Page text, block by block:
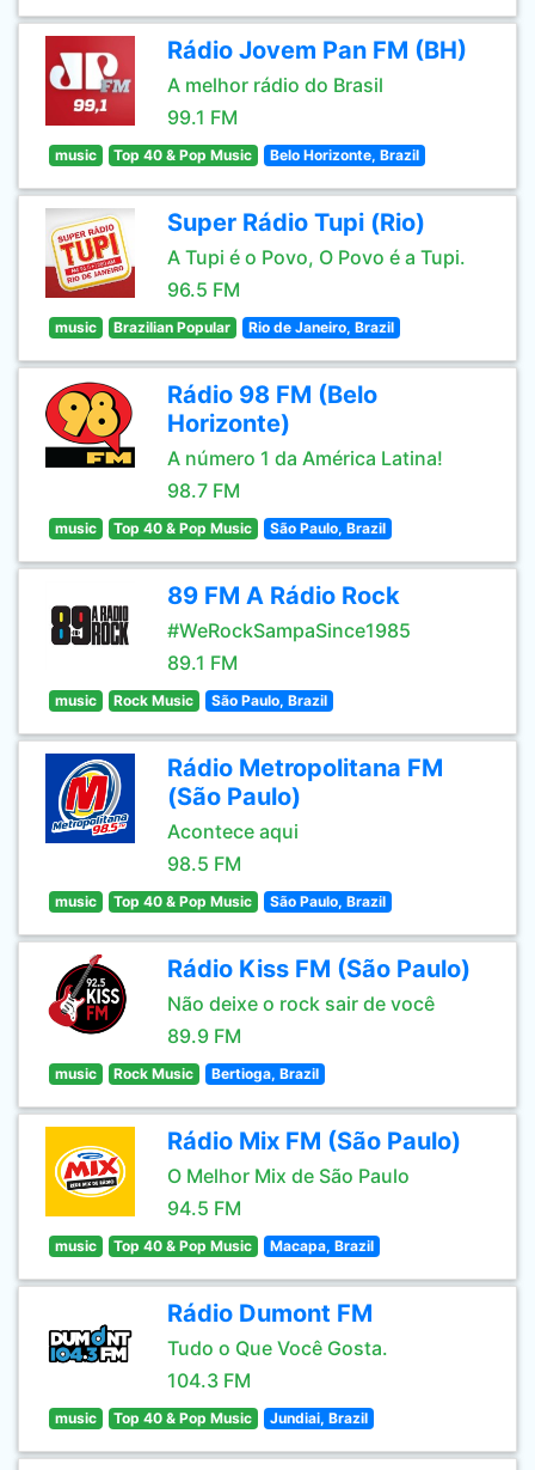
Rádio Jovem Pan FM (BH)
A melhor rádio do Brasil
99.1 FM
music Top 40 & Pop Music Belo Horizonte, Brazil
Super Rádio Tupi (Rio)
A Tupi é o Povo, O Povo é a Tupi.
96.5 FM
music Brazilian Popular Rio de Janeiro, Brazil
Rádio 98 FM (Belo
Horizonte)
A número 1 da América Latina!
98.7 FM
music Top 40 & Pop Music São Paulo, Brazil
89 FM A Rádio Rock
#WeRockSampaSince1985
89.1 FM
music Rock Music São Paulo, Brazil
Rádio Metropolitana FM
(São Paulo)
Acontece aqui
98.5 FM
music Top 40 & Pop Music São Paulo, Brazil
Rádio Kiss FM (São Paulo)
Não deixe o rock sair de você
89.9 FM
music Rock Music Bertioga, Brazil
Rádio Mix FM (São Paulo)
O Melhor Mix de São Paulo
94.5 FM
music Top 40 & Pop Music Macapa, Brazil
Rádio Dumont FM
Tudo o Que Você Gosta.
104.3 FM
music Top 40 & Pop Music Jundiai, Brazil